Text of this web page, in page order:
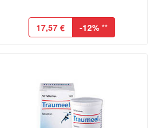
17,57 € -12% **